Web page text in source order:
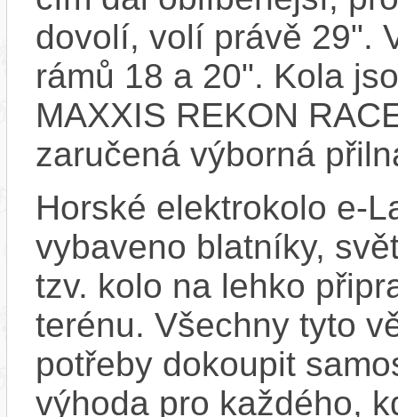
dovolí, volí právě 29".
rámů 18 a 20". Kola
MAXXIS REKON
zaručená výborná
Horské elektrokolo e-
vybaveno blatníky,
tzv. kolo na lehko
terénu. Všechny tyto
potřeby dokoupit
výhoda pro každého,